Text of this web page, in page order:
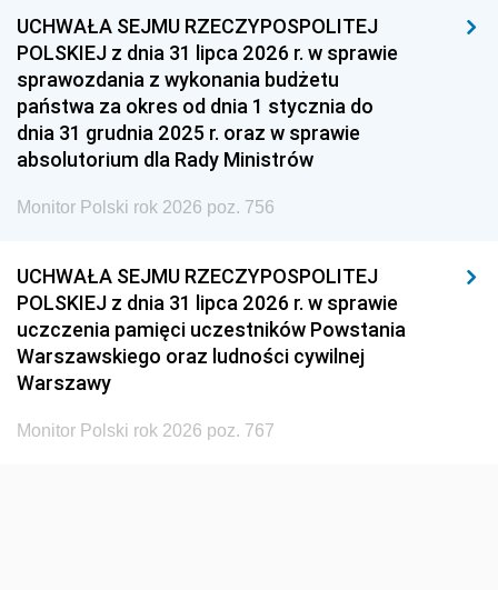
1954 1953 1952
1951 1950
1948 1947 1946
1939 1938
UCHWAŁA SEJMU RZECZYPOSPOLITEJ
POLSKIEJ z dnia 31 lipca 2026 r. w sprawie
sprawozdania z wykonania budżetu
państwa za okres od dnia 1 stycznia do
dnia 31 grudnia 2025 r. oraz w sprawie
absolutorium dla Rady Ministrów
Monitor Polski rok 2026 poz. 756
UCHWAŁA SEJMU RZECZYPOSPOLITEJ
POLSKIEJ z dnia 31 lipca 2026 r. w sprawie
uczczenia pamięci uczestników Powstania
Warszawskiego oraz ludności cywilnej
Warszawy
Monitor Polski rok 2026 poz. 767